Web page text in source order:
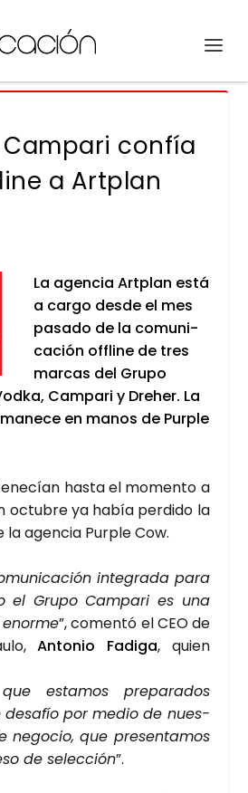
Campari confía
a Artplan
La agen­cia Art­plan está
a car­go des­de el mes
pasa­do de la comu­ni­
ca­ción offli­ne de tres
mar­cas del Gru­po
Cam­pa­ri y Dreher. La
en manos de Pur­ple
has­ta el momen­to a
octu­bre ya había per­di­do la
agen­cia Pur­ple Cow.
inte­gra­da para
el Gru­po Cam­pa­ri es una
”, comen­tó el CEO de
Anto­nio Fadi­ga, quien
esta­mos pre­pa­ra­dos
desa­fío por medio de nues­
nego­cio, que pre­sen­ta­mos
de selec­ción”.